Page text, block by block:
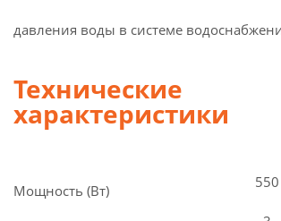
давления воды в системе
Технические
характеристики
Мощность (Вт) 550